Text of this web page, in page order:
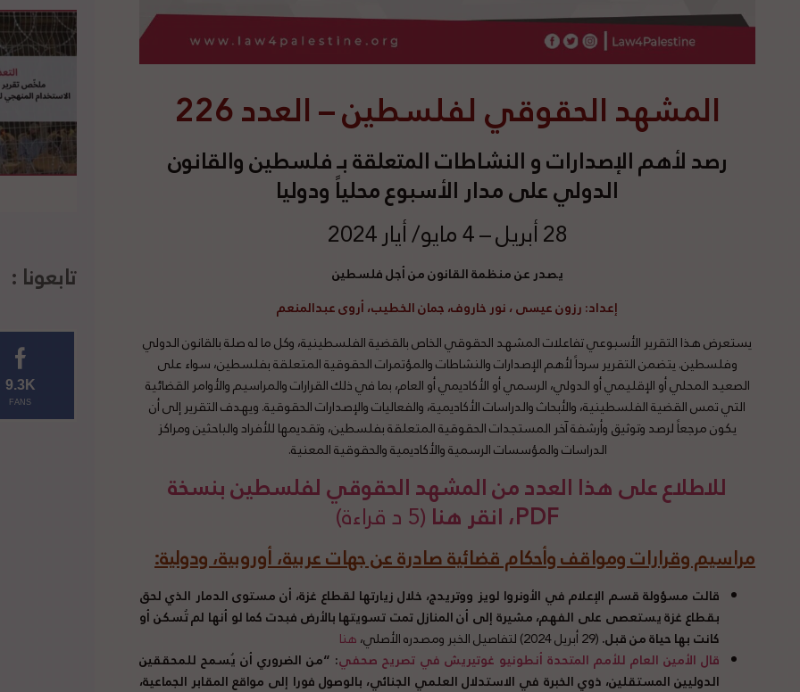
المشهد الحقوقي لفلسطين – العدد 226
رصدلأهم الإصدارات و النشاطات المتعلقة بـ فلسطين والقانون
الدولي على مدار الأسبوع محلياً ودوليا
28 أبريل – 4 مايو/ أيار 2024
يصدر عن منظمة القانون من أجل فلسطين
إعداد: رزون عيسى ، نور خاروف، جمان الخطيب، أروى عبدالمنعم
يستعرض هذا التقرير الأسبوعي تفاعلات المشهد الحقوقي الخاص بالقضية الفلسطينية، وكل ما له صلة بالقانون الدولي
وفلسطين. يتضمن التقرير سرداً لأهم الإصدارات والنشاطات والمؤتمرات الحقوقية المتعلقة بفلسطين، سواء على
الصعيد المحلي أو الإقليمي أو الدولي، الرسمي أو الأكاديمي أو العام، بما في ذلك القرارات والمراسيم والأوامر القضائية
التي تمس القضية الفلسطينية، والأبحاث والدراسات الأكاديمية، والفعاليات والإصدارات الحقوقية. ويهدف التقرير إلى أن
يكون مرجعاً لرصد وتوثيق وأرشفة آخر المستجدات الحقوقية المتعلقة بفلسطين، وتقديمها للأفراد والباحثين ومراكز
الدراسات والمؤسسات الرسمية والأكاديمية والحقوقية المعنية.
للاطلاع على هذا العدد من المشهد الحقوقي لفلسطين بنسخة
PDF، انقر هنا (5 د قراءة)
مراسيم وقرارات ومواقف وأحكام قضائية صادرة عن جهات عربية، أوروبية، ودولية:
قالت مسؤولة قسم الإعلام في الأونروا لويز ووتريدج، خلال زيارتها لقطاع غزة، أن مستوى الدمار الذي لحق
بقطاع غزة يستعصى على الفهم، مشيرة إلى أن المنازل تمت تسويتها بالأرض فبدت كما لو أنها لم تُسكن أو
كانت بها حياة من قبل.(29 أبريل 2024) لتفاصيل الخبر ومصدره الأصلي،
هنا
قال الأمين العام للأمم المتحدة أنطونيو غوتيريش في تصريح صحفي: “من الضروري أن يُسمح للمحققين
الدوليين المستقلين، ذوي الخبرة في الاستدلال العلمي الجنائي، بالوصول فورا إلى مواقع المقابر الجماعية،
تابعونا :
9.3K
FANS